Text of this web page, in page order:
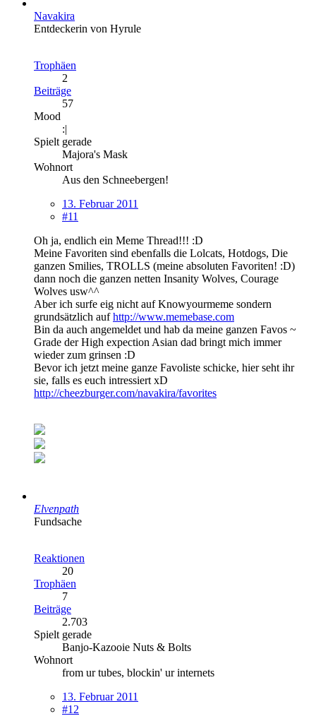
Navakira
Entdeckerin von Hyrule
Trophäen
2
Beiträge
57
Mood
:|
Spielt gerade
Majora's Mask
Wohnort
Aus den Schneebergen!
13. Februar 2011
#11
Oh ja, endlich ein Meme Thread!!! :D
Meine Favoriten sind ebenfalls die Lolcats, Hotdogs, Die
ganzen Smilies, TROLLS (meine absoluten Favoriten! :D)
dann noch die ganzen netten Insanity Wolves, Courage
Wolves usw^^
Aber ich surfe eig nicht auf Knowyourmeme sondern
grundsätzlich aufhttp://www.memebase.com
Bin da auch angemeldet und hab da meine ganzen Favos ~
Grade der High expection Asian dad bringt mich immer
wieder zum grinsen :D
Bevor ich jetzt meine ganze Favoliste schicke, hier seht ihr
sie, falls es euch intressiert xD
http://cheezburger.com/navakira/favorites
Elvenpath
Fundsache
Reaktionen
20
Trophäen
7
Beiträge
2.703
Spielt gerade
Banjo-Kazooie Nuts & Bolts
Wohnort
from ur tubes, blockin' ur internets
13. Februar 2011
#12